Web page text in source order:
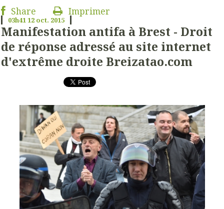
Share Imprimer
03h41 12 oct. 2015
Manifestation antifa à Brest - Droit
de réponse adressé au site internet
d'extrême droite Breizatao.com